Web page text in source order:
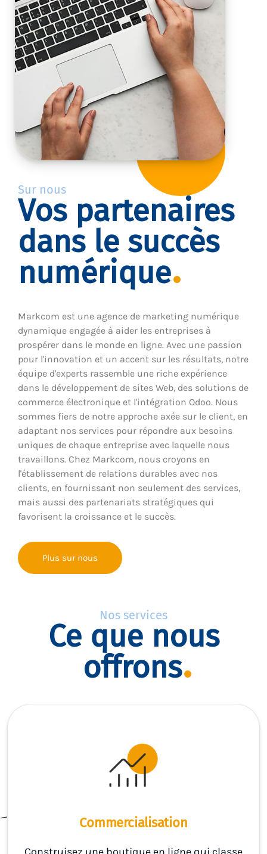
Sur nous
Vos partenaires
dans le succès
numérique
Markcom est une agence de marketing numérique
dynamique engagée à aider les entreprises à
prospérer dans le monde en ligne. Avec une passion
pour l'innovation et un accent sur les résultats, notre
équipe d'experts rassemble une riche expérience
dans le développement de sites Web, des solutions de
commerce électronique et l'intégration Odoo. Nous
sommes fiers de notre approche axée sur le client, en
adaptant nos services pour répondre aux besoins
uniques de chaque entreprise avec laquelle nous
travaillons. Chez Markcom, nous croyons en
l'établissement de relations durables avec nos
clients, en fournissant non seulement des services,
mais aussi des partenariats stratégiques qui
favorisent la croissance et le succès.
Plus sur nous
Nos services
Ce que nous
offrons
Commercialisation
Construisez une boutique en ligne qui classe